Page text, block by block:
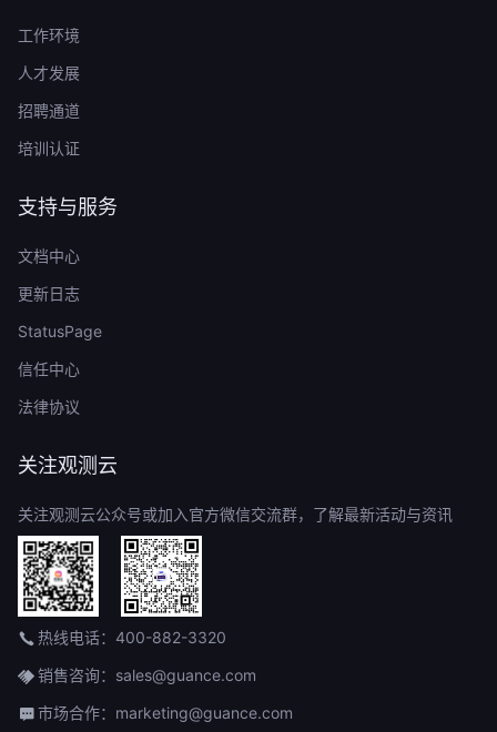
工作环境
人才发展
招聘通道
培训认证
支持与服务
文档中心
更新日志
StatusPage
信任中心
法律协议
关注观测云
关注观测云公众号或加入官方微信交流群，了解最新活动与资讯
热线电话：400-882-3320
销售咨询：sales@guance.com
市场合作：marketing@guance.com